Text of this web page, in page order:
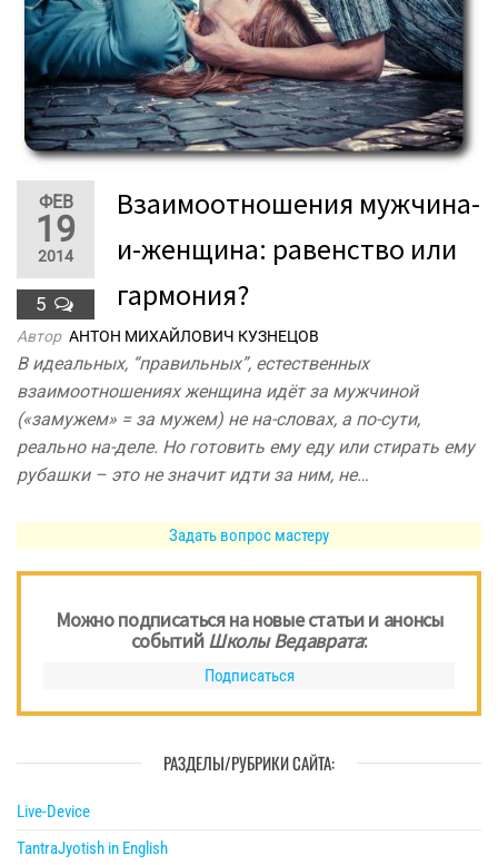
ФЕВ
19
2014
5
Взаимоотношения мужчина-
и-женщина: равенство или
гармония?
Автор АНТОН МИХАЙЛОВИЧ КУЗНЕЦОВ
В идеальных, “правильных”, естественных
взаимоотношениях женщина идёт за мужчиной
(«замужем» = за мужем) не на-словах, а по-сути,
реально на-деле. Но готовить ему еду или стирать ему
рубашки – это не значит идти за ним, не…
Задать вопрос мастеру
Можно подписаться на новые статьи и анонсы
событийШколы Ведаврата:
Подписаться
РАЗДЕЛЫ/РУБРИКИ САЙТА:
Live-Device
TantraJyotish in English